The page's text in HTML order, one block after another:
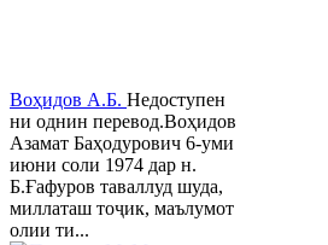
Воҳидов А.Б. Недоступен
ни однин перевод.Воҳидов
Азамат Баҳодурович 6-уми
июни соли 1974 дар н.
Б.Ғафуров таваллуд шуда,
миллаташ тоҷик, маълумот
олии ти...